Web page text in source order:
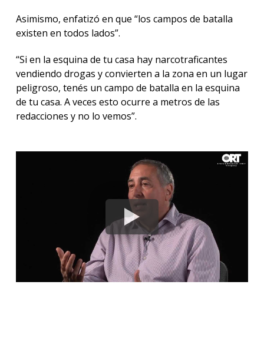
Asimismo, enfatizó en que “los campos de batalla
existen en todos lados”.
“Si en la esquina de tu casa hay narcotraficantes
vendiendo drogas y convierten a la zona en un lugar
peligroso, tenés un campo de batalla en la esquina
de tu casa. A veces esto ocurre a metros de las
redacciones y no lo vemos”.